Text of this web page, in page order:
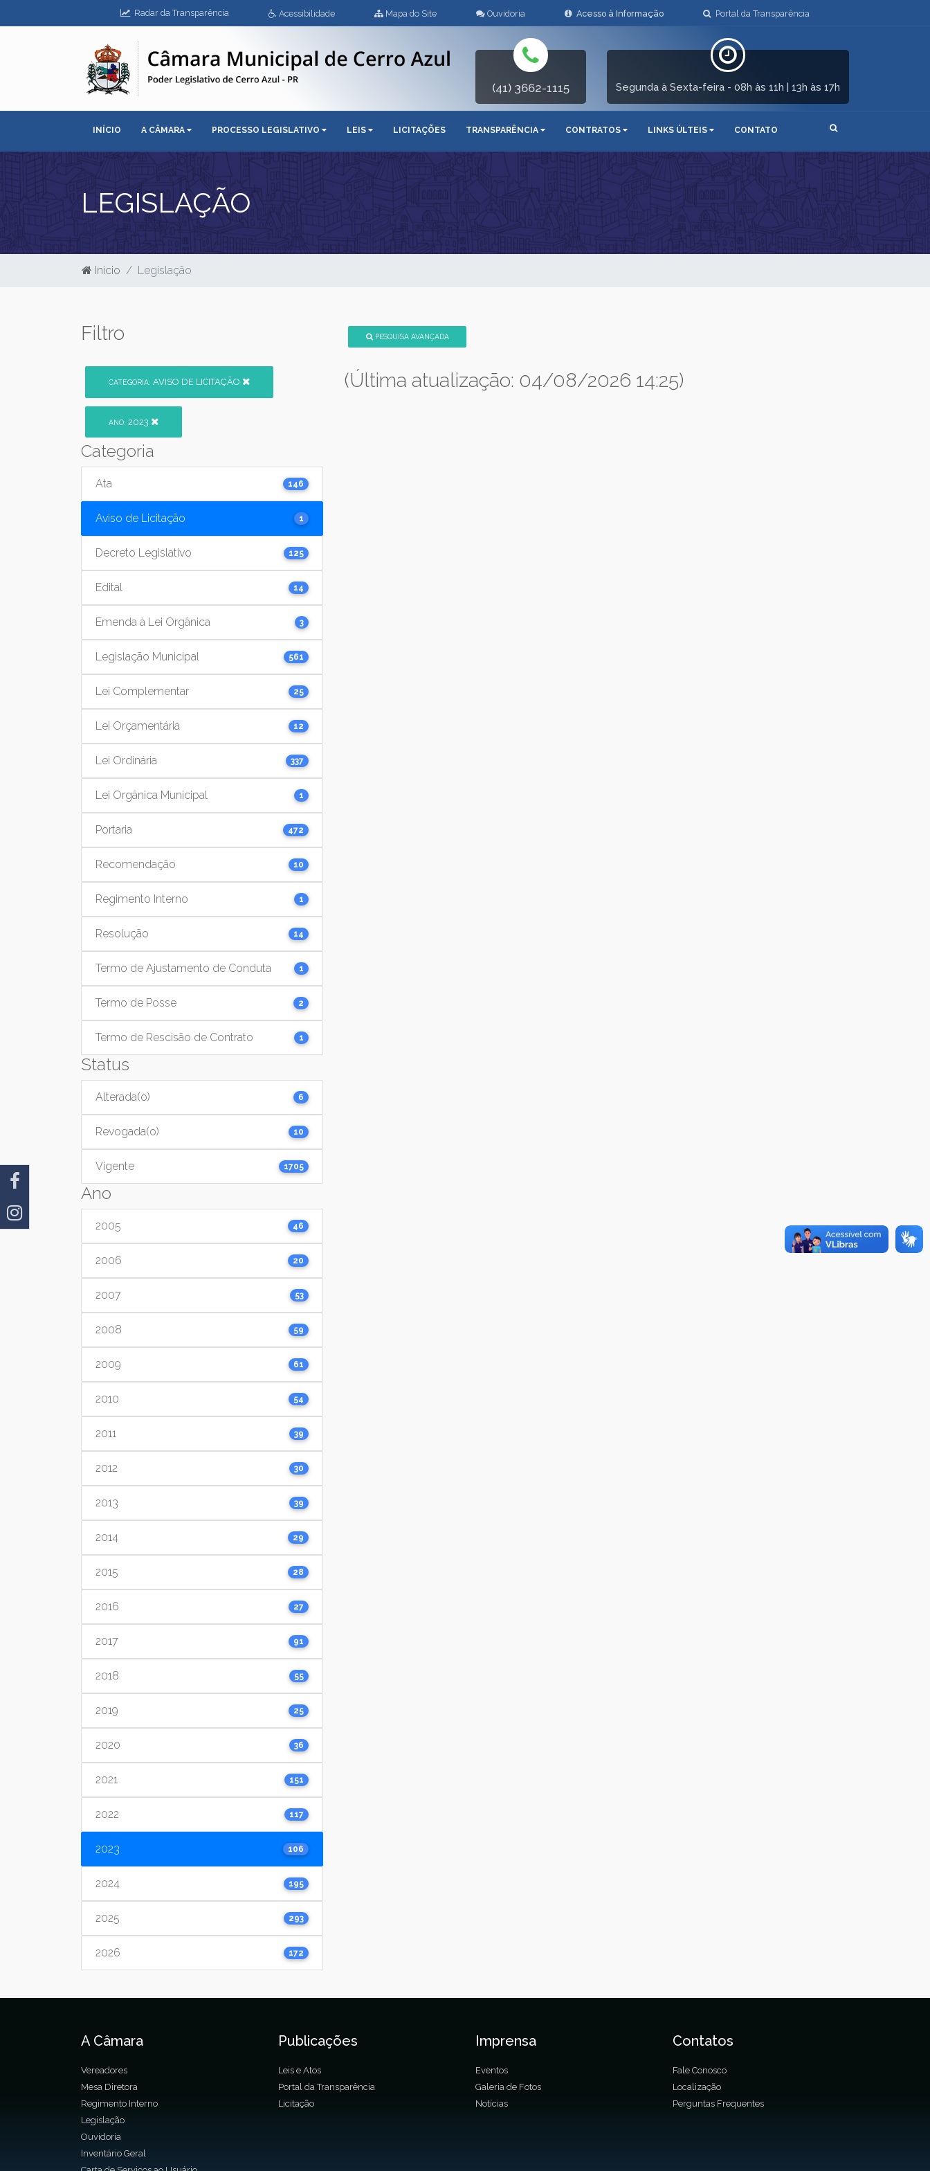
Radar da Transparência Acessibilidade Mapa do Site Ouvidoria Acesso à Informação Portal da Transparência
(41) 3662-1115 Segunda à Sexta-feira - 08h às 11h | 13h às 17h
INÍCIO A CÂMARA PROCESSO LEGISLATIVO LEIS LICITAÇÕES TRANSPARÊNCIA CONTRATOS LINKS ÚLTEIS CONTATO
LEGISLAÇÃO
Início Legislação
Filtro
CATEGORIA: AVISO DE LICITAÇÃO
ANO: 2023
Categoria
Ata 146
Aviso de Licitação 1
Decreto Legislativo 125
Edital 14
Emenda à Lei Orgânica 3
Legislação Municipal 561
Lei Complementar 25
Lei Orçamentária 12
Lei Ordinária 337
Lei Orgânica Municipal 1
Portaria 472
Recomendação 10
Regimento Interno 1
Resolução 14
Termo de Ajustamento de Conduta 1
Termo de Posse 2
Termo de Rescisão de Contrato 1
Status
Alterada(o) 6
Revogada(o) 10
Vigente 1705
Ano
2005 46
2006 20
2007 53
2008 59
2009 61
2010 54
2011 39
2012 30
2013 39
2014 29
2015 28
2016 27
2017 91
2018 55
2019 25
2020 36
2021 151
2022 117
2023 106
2024 195
2025 293
2026 172
PESQUISA AVANÇADA
(Última atualização: 04/08/2026 14:25)
A Câmara
Vereadores
Mesa Diretora
Regimento Interno
Legislação
Ouvidoria
Inventário Geral
Publicações
Leis e Atos
Portal da Transparência
Licitação
Imprensa
Eventos
Galeria de Fotos
Notícias
Contatos
Fale Conosco
Localização
Perguntas Frequentes